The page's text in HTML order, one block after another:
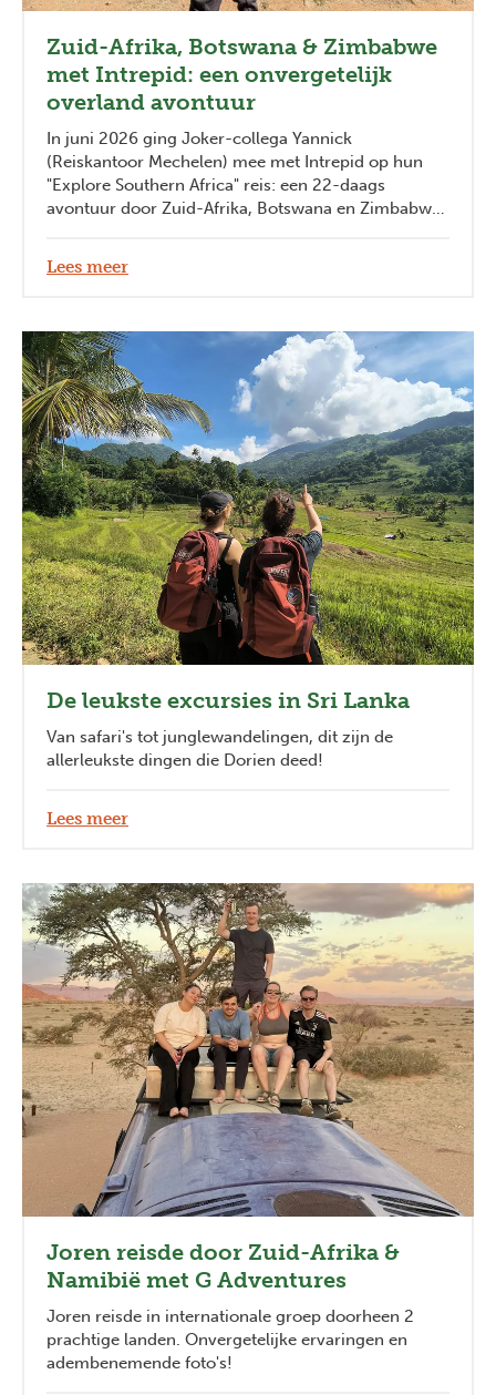
Zuid-Afrika, Botswana & Zimbabwe
met Intrepid: een onvergetelijk
overland avontuur
In juni 2026 ging Joker-collega Yannick
(Reiskantoor Mechelen) mee met Intrepid op hun
"Explore Southern Africa" reis: een 22-daags
avontuur door Zuid-Afrika, Botswana en Zimbabwe.
waarom zuidelijk Afrika zoveel reizigers blijft
Lees meer
De leukste excursies in Sri Lanka
Van safari's tot junglewandelingen, dit zijn de
allerleukste dingen die Dorien deed!
Lees meer
Joren reisde door Zuid-Afrika &
Namibië met G Adventures
Joren reisde in internationale groep doorheen 2
prachtige landen. Onvergetelijke ervaringen en
adembenemende foto's!